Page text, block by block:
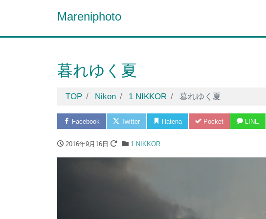
Mareniphoto
暮れゆく夏
TOP Nikon 1 NIKKOR 暮れゆく夏
Facebook Twitter Hatena Pocket LINE
2016年9月16日 1 NIKKOR